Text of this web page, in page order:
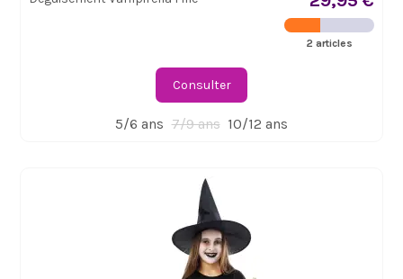
2 articles
Consulter
5/6 ans 7/9 ans 10/12 ans